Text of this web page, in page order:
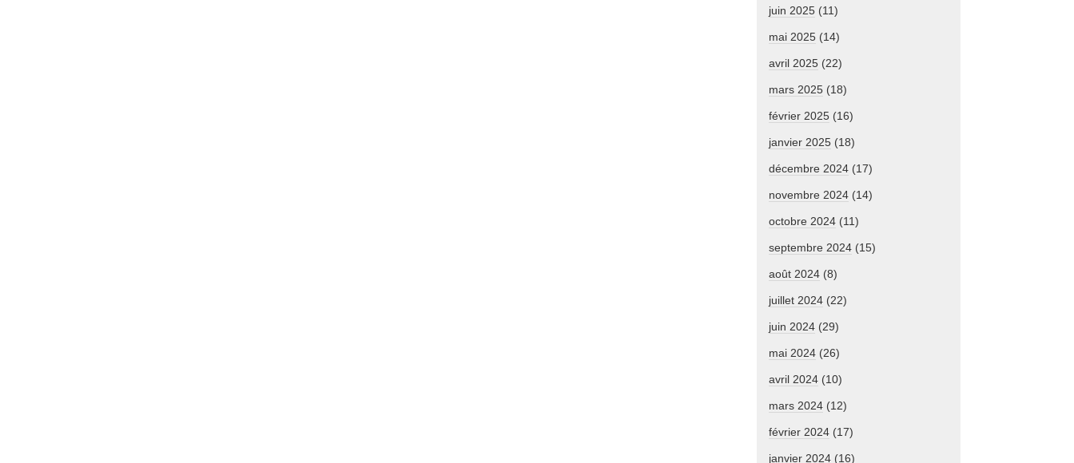
juin 2025 (11)
mai 2025 (14)
avril 2025 (22)
mars 2025 (18)
février 2025 (16)
janvier 2025 (18)
décembre 2024 (17)
novembre 2024 (14)
octobre 2024 (11)
septembre 2024 (15)
août 2024 (8)
juillet 2024 (22)
juin 2024 (29)
mai 2024 (26)
avril 2024 (10)
mars 2024 (12)
février 2024 (17)
janvier 2024 (16)